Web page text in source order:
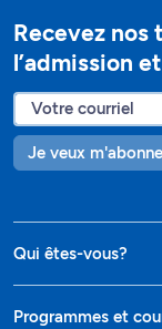
Recevez nos
l’admission
Je veux
Qui êtes-vous?
Programmes et